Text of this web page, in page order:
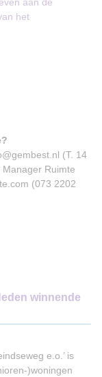
aan de
het
(T. 14
Ruimte
(073 2202
winnende
e.o.’ is
)woningen